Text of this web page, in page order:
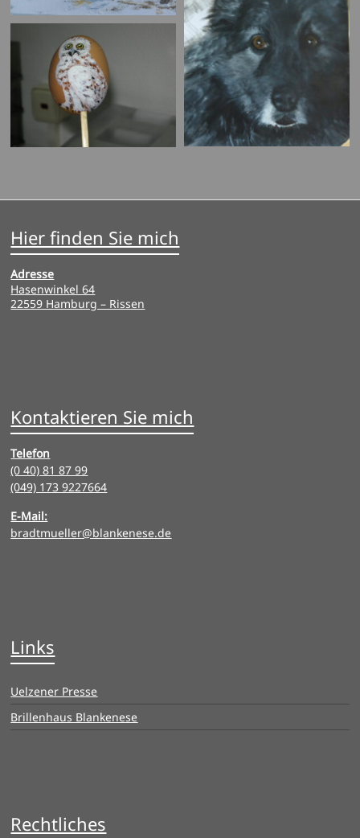
Hier finden Sie mich
Adresse
Hasenwinkel 64
22559 Hamburg – Rissen
Kontaktieren Sie mich
Telefon
(0 40) 81 87 99
(049) 173 9227664
E-Mail:
bradtmueller@blankenese.de
Links
Uelzener Presse
Brillenhaus Blankenese
Rechtliches